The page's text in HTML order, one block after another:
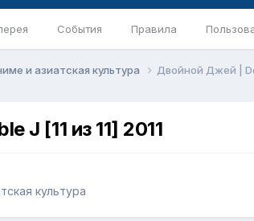
События Правила
и азиатская культура Двойной Джей |
J [11 из 11] 2011
культура